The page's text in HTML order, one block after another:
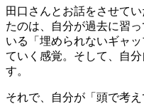
田口さんとお話をさせて
たのは、自分が過去に習
いる「埋められないギャ
ていく感覚。そして、自
す。
それで、自分が「頭で考